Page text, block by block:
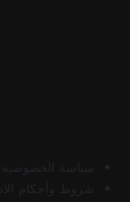
سياسة الخصوصية
شروط وأحكام